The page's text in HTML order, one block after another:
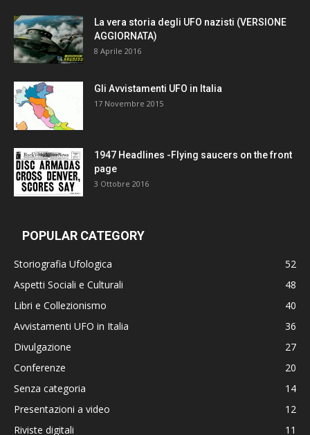
La vera storia degli UFO nazisti (VERSIONE
AGGIORNATA)
8 Aprile 2016
Gli Avvistamenti UFO in Italia
17 Novembre 2015
1947 Headlines -Flying saucers on the front
page
3 Ottobre 2016
POPULAR CATEGORY
Storiografia Ufologica
52
Aspetti Sociali e Culturali
48
Libri e Collezionismo
40
Avvistamenti UFO in Italia
36
Divulgazione
27
Conferenze
20
Senza categoria
14
Presentazioni a video
12
Riviste digitali
11